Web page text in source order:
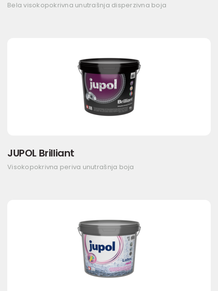
Bela visokopokrivna unutrašnja disperzivna boja
JUPOL Brilliant
Visokopokrivna periva unutrašnja boja